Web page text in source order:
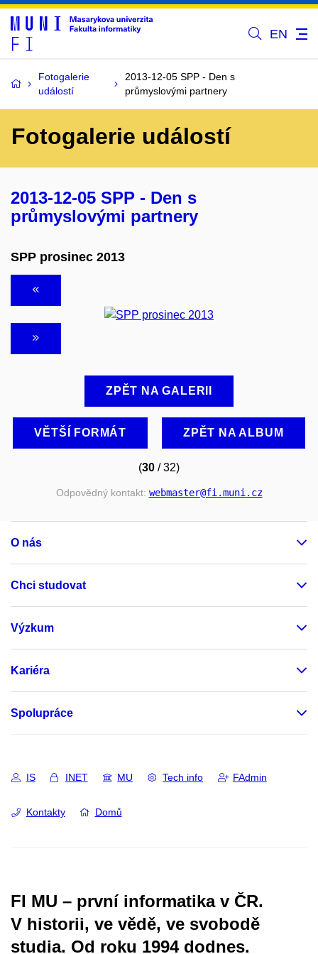
EN
Fotogalerie
událostí
2013-12-05 SPP - Den s
průmyslovými partnery
Fotogalerie událostí
2013-12-05 SPP - Den s
průmyslovými partnery
SPP prosinec 2013
ZPĚT NA GALERII
VĚTŠÍ FORMÁT ZPĚT NA ALBUM
(30 / 32)
Odpovědný kontakt: webmaster@fi.muni.cz
O nás
Chci studovat
Výzkum
Kariéra
Spolupráce
IS INET MU Tech info FAdmin
Kontakty Domů
FI MU – první informatika v ČR.
V historii, ve vědě, ve svobodě
studia. Od roku 1994 dodnes.